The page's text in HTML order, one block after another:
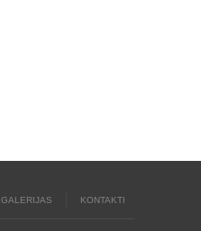
GALERIJAS KONTAKTI